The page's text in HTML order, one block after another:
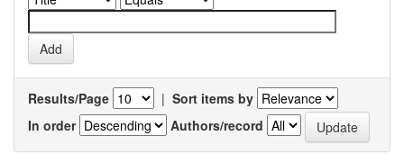
Results/Page | Sort items by
In order
Authors/record